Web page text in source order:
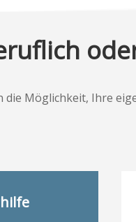
die Möglichkeit, Ihre